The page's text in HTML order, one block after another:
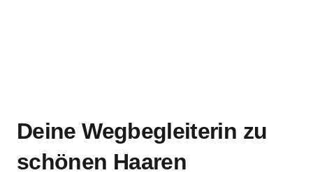
Deine Wegbegleiterin zu
schönen Haaren